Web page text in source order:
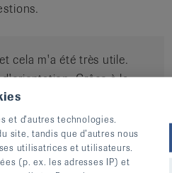
cela m'a été très utile.
Grâce à la
peux et dois demander
et d’autres technologies.
site, tandis que d’autres nous
utilisatrices et utilisateurs.
(p. ex. les adresses IP) et